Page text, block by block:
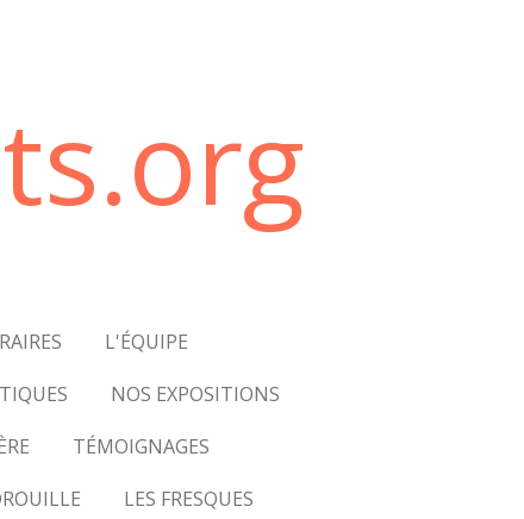
L'ÉQUIPE
NOS EXPOSITIONS
TÉMOIGNAGES
LES FRESQUES